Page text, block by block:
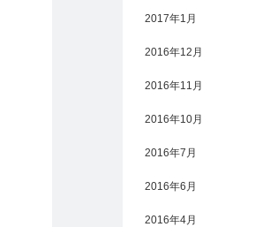
2017年1月
2016年12月
2016年11月
2016年10月
2016年7月
2016年6月
2016年4月